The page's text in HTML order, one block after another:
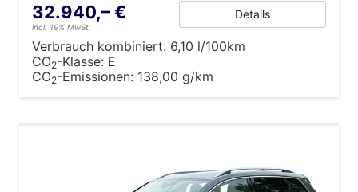
32.940,– €
incl. 19% MwSt.
Details
Verbrauch kombiniert: 6,10 l/100km
CO2-Klasse: E
CO2-Emissionen: 138,00 g/km